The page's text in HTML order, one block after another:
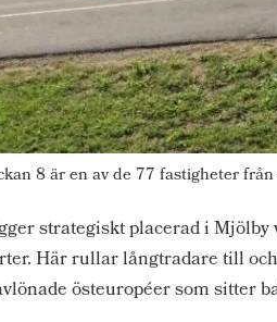
8 är en av de 77 fastigheter
strategiskt placerad i
Här rullar långtradare till
östeuropéer som sitter